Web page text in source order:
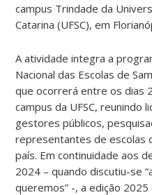
campus Trindade da
Catarina (UFSC), em
A atividade integra a
Nacional das Escolas de
que ocorrerá entre os dias
campus da UFSC, reunindo
gestores públicos,
representantes de escolas
país. Em continuidade aos
2024 – quando discutiu-se
queremos” -, a edição